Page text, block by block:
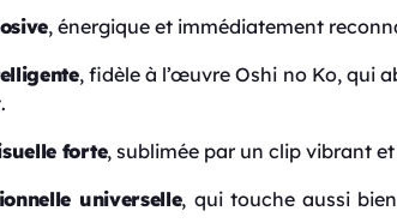
, énergique et immédiatement
, fidèle à l’œuvre Oshi no Ko, qui
forte, sublimée par un clip vibrant
universelle, qui touche aussi